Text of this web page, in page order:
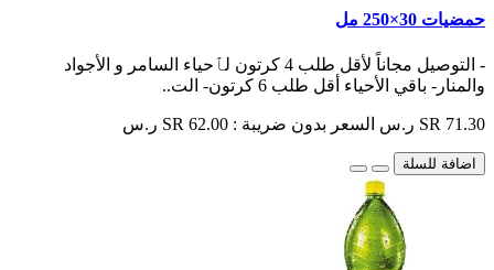
حمضيات 30×250 مل
- التوصيل مجاناً لأقل طلب 4 كرتون لٱحياء السامر و الأجواد
والمنار- باقي الأحياء أقل طلب 6 كرتون- الت..
SR 71.30 ر.س السعر بدون ضريبة : SR 62.00 ر.س
اضافة للسلة